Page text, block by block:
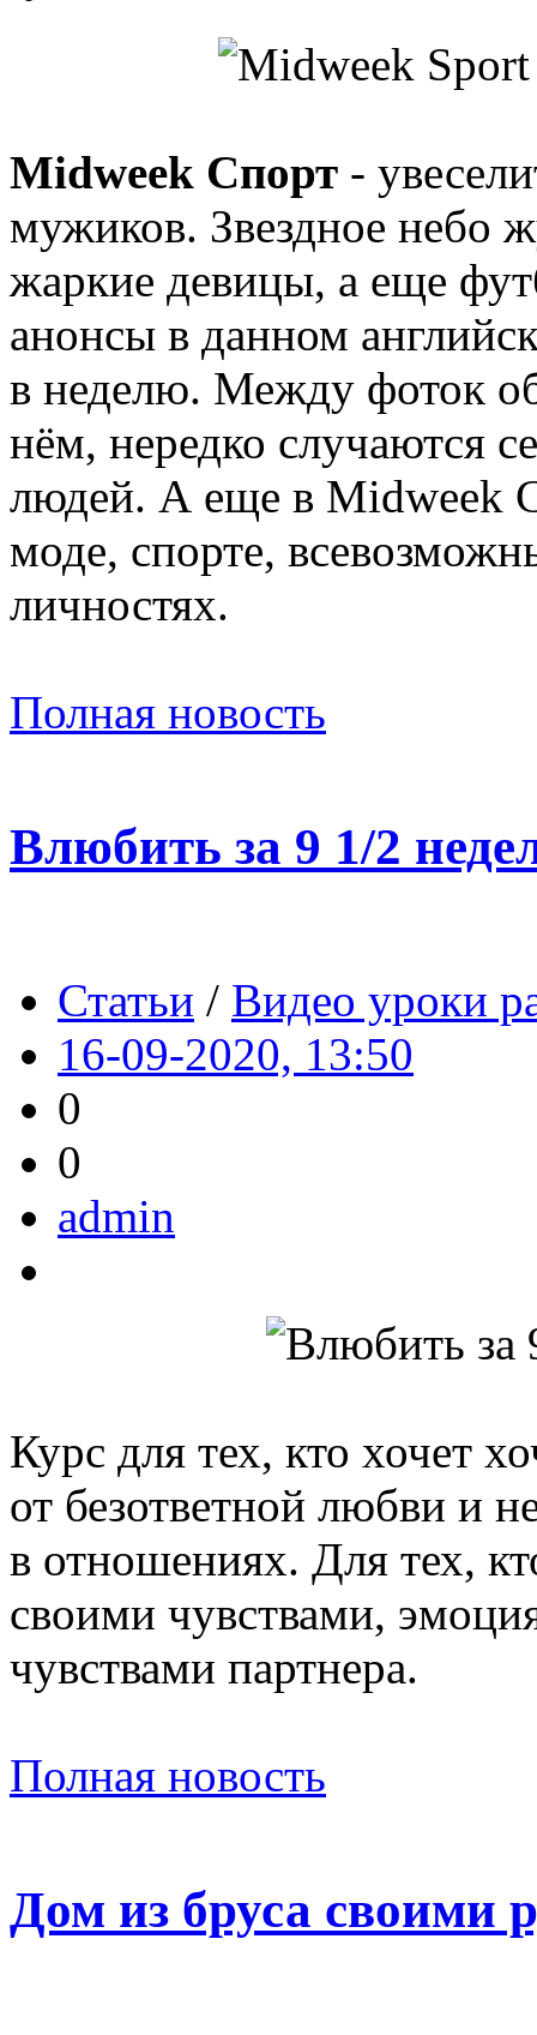
Midweek Спорт -
мужиков. Звездное небо
жаркие девицы, а еще
анонсы в данном
в неделю. Между фоток
нём, нередко случаются
людей. А еще в Midweek
моде, спорте,
личностях.
Полная новость
Влюбить за 9 1/2
Статьи / Видео уроки
16-09-2020, 13:50
0
0
admin
Курс для тех, кто хочет
от безответной любви и
в отношениях. Для тех,
своими чувствами,
чувствами партнера.
Полная новость
Дом из бруса своими